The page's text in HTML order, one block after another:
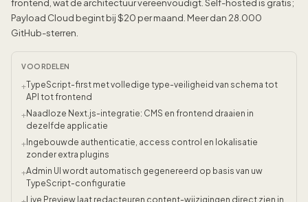
frontend, wat de architectuur vereenvoudigt. Self-hosted is gratis;
Payload Cloud begint bij $20 per maand. Meer dan 28.000
GitHub-sterren.
VOORDELEN
+TypeScript-first met volledige type-veiligheid van schema tot
API tot frontend
+Naadloze Next.js-integratie: CMS en frontend draaien in
dezelfde applicatie
+ Ingebouwde authenticatie, access control en lokalisatie
zonder extra plugins
+Admin UI wordt automatisch gegenereerd op basis van uw
TypeScript-configuratie
Live Preview laat redacteuren content-wijzigingen direct zien in